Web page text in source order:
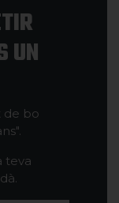
UN
de bo
teva